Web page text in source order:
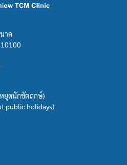
าค
ยุดนักขัตฤกษ์)
public holidays)